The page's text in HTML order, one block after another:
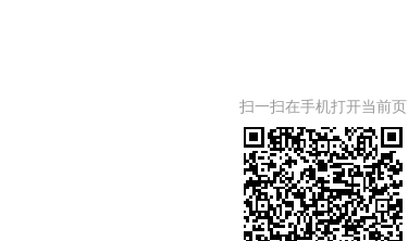
扫一扫在手机打开当前页